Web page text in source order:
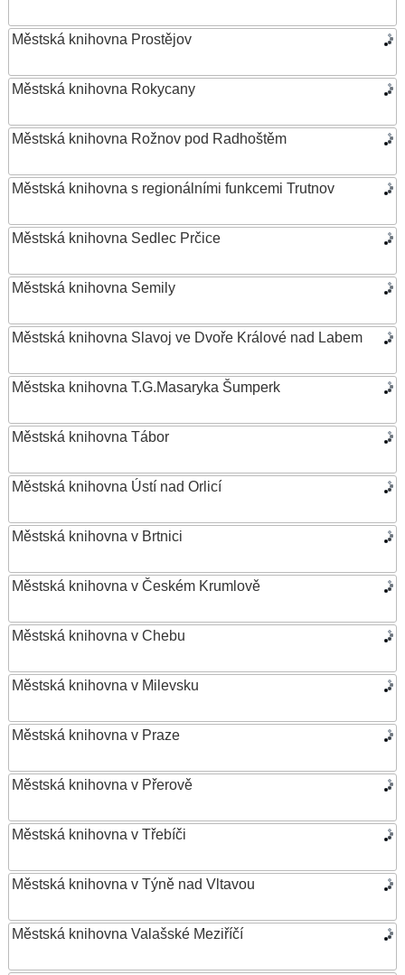
Městská knihovna Prostějov
Městská knihovna Rokycany
Městská knihovna Rožnov pod Radhoštěm
Městská knihovna s regionálními funkcemi Trutnov
Městská knihovna Sedlec Prčice
Městská knihovna Semily
Městská knihovna Slavoj ve Dvoře Králové nad Labem
Městska knihovna T.G.Masaryka Šumperk
Městská knihovna Tábor
Městská knihovna Ústí nad Orlicí
Městská knihovna v Brtnici
Městská knihovna v Českém Krumlově
Městská knihovna v Chebu
Městská knihovna v Milevsku
Městská knihovna v Praze
Městská knihovna v Přerově
Městská knihovna v Třebíči
Městská knihovna v Týně nad Vltavou
Městská knihovna Valašské Meziříčí